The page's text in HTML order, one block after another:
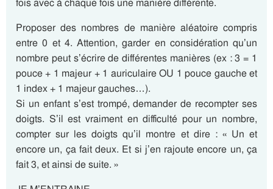
fois avec à chaque fois une manière différente.
Proposer des nombres de manière aléatoire compris
entre 0 et 4. Attention, garder en considération qu’un
nombre peut s’écrire de différentes manières (ex : 3 = 1
pouce + 1 majeur + 1 auriculaire OU 1 pouce gauche et
1 index + 1 majeur gauches…).
Si un enfant s’est trompé, demander de recompter ses
doigts. S’il est vraiment en difficulté pour un nombre,
compter sur les doigts qu’il montre et dire : « Un et
encore un, ça fait deux. Et si j’en rajoute encore un, ça
fait 3, et ainsi de suite. »